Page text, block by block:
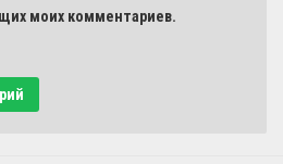
моих комментариев.